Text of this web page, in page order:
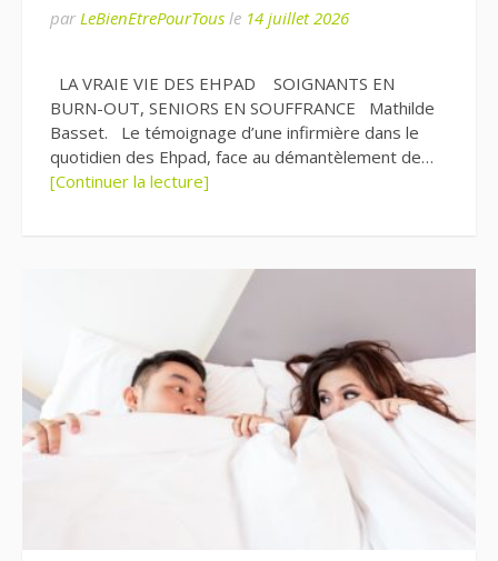
par LeBienEtrePourTous le 14 juillet 2026
LA VRAIE VIE DES EHPAD SOIGNANTS EN
BURN-OUT, SENIORS EN SOUFFRANCE Mathilde
Basset. Le témoignage d’une infirmière dans le
quotidien des Ehpad, face au démantèlement de…
[Continuer la lecture]